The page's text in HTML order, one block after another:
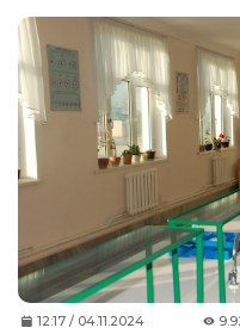
12:17 / 04.11.2024